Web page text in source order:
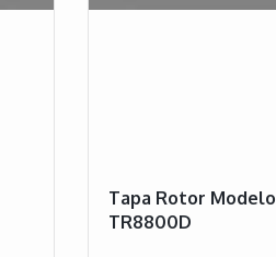
Tapa Rotor Modelo
TR8800D